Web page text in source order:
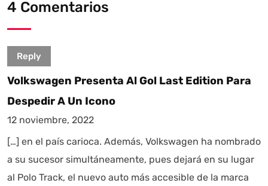
4 Comentarios
Reply
Volkswagen Presenta Al Gol Last Edition Para
Despedir A Un Icono
12 noviembre, 2022
[…] en el país carioca. Además, Volkswagen ha nombrado
a su sucesor simultáneamente, pues dejará en su lugar
al Polo Track, el nuevo auto más accesible de la marca